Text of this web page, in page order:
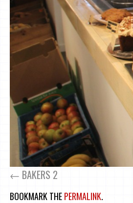
BAKERS 2
BOOKMARK THEPERMALINK.